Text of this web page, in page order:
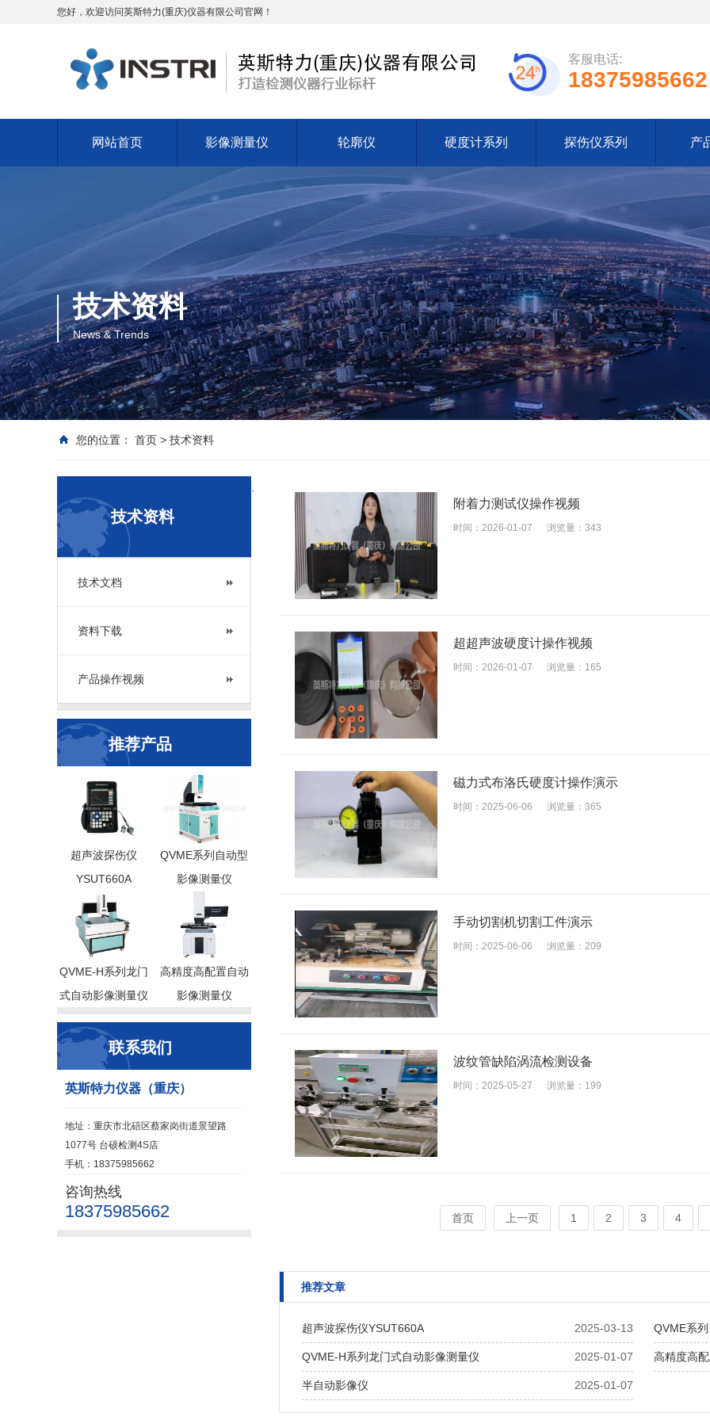
您好，欢迎访问英斯特力(重庆)仪器有限公司官网！
客服电话:
18375985662
网站首页 影像测量仪 轮廓仪 硬度计系列 探伤仪系列 产
技术资料
News & Trends
您的位置： 首页 > 技术资料
技术资料
技术文档
资料下载
产品操作视频
推荐产品
超声波探伤仪
YSUT660A
QVME系列自动型
影像测量仪
QVME-H系列龙门
式自动影像测量仪
高精度高配置自动
影像测量仪
联系我们
英斯特力仪器（重庆）
地址：重庆市北碚区蔡家岗街道景望路
1077号 台硕检测4S店
手机：18375985662
咨询热线
18375985662
附着力测试仪操作视频
时间：2026-01-07 浏览量：343
超超声波硬度计操作视频
时间：2026-01-07 浏览量：165
磁力式布洛氏硬度计操作演示
时间：2025-06-06 浏览量：365
手动切割机切割工件演示
时间：2025-06-06 浏览量：209
波纹管缺陷涡流检测设备
时间：2025-05-27 浏览量：199
首页 上一页 1 2 3 4
推荐文章
2025-03-13
超声波探伤仪YSUT660A QVME系
2025-01-07
QVME-H系列龙门式自动影像测量仪 高精度高
2025-01-07
半自动影像仪